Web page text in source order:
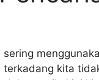
kita